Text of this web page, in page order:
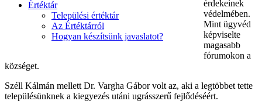
Értéktár
Települési értéktár
Az Értéktárról
Hogyan készítsünk javaslatot?
érdekeinek
védelmében.
Mint ügyvéd
képviselte
magasabb
fórumokon a
községet.
Széll Kálmán mellett Dr. Vargha Gábor volt az, aki a legtöbbet tette
településünknek a kiegyezés utáni ugrásszerű fejlődéséért.